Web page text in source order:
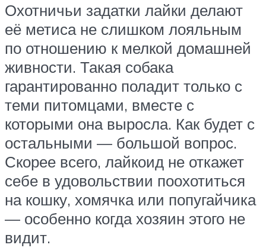
Охотничьи задатки лайки делают
её метиса не слишком лояльным
по отношению к мелкой домашней
живности. Такая собака
гарантированно поладит только с
теми питомцами, вместе с
которыми она выросла. Как будет с
остальными — большой вопрос.
Скорее всего, лайкоид не откажет
себе в удовольствии поохотиться
на кошку, хомячка или попугайчика
— особенно когда хозяин этого не
видит.